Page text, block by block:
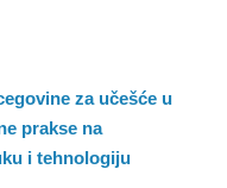
za učešće u
prakse na
i tehnologiju